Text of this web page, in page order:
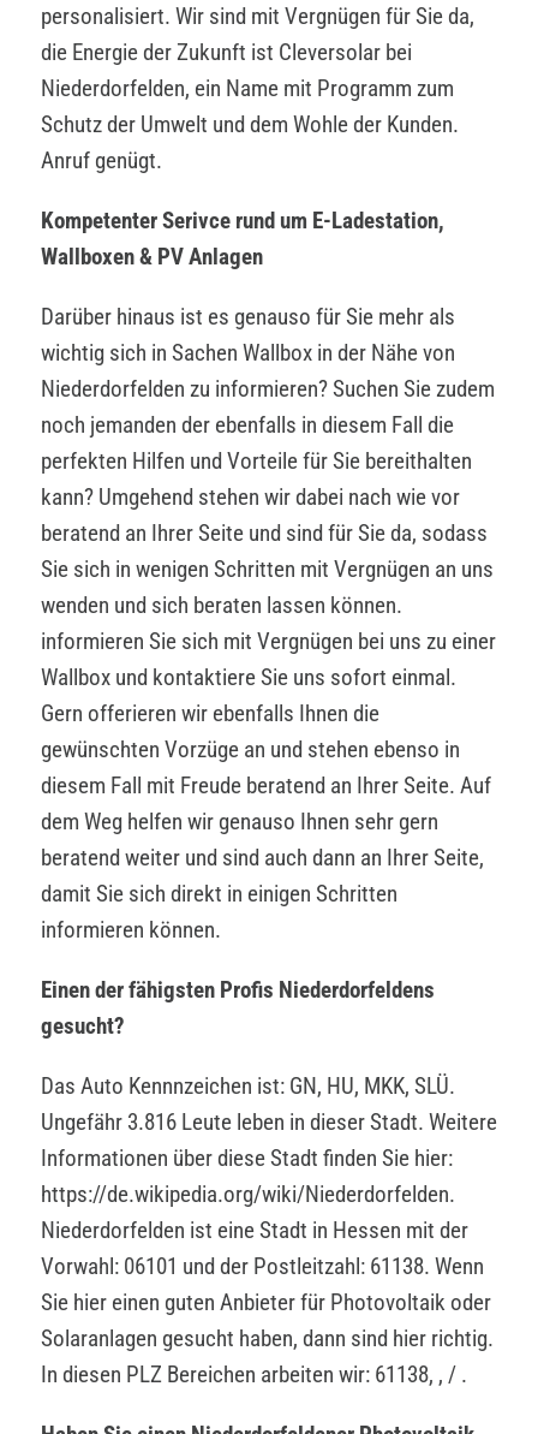
personalisiert. Wir sind mit Vergnügen für Sie da,
die Energie der Zukunft ist Cleversolar bei
Niederdorfelden, ein Name mit Programm zum
Schutz der Umwelt und dem Wohle der Kunden.
Anruf genügt.
Kompetenter Serivce rund um E-Ladestation,
Wallboxen & PV Anlagen
Darüber hinaus ist es genauso für Sie mehr als
wichtig sich in Sachen Wallbox in der Nähe von
Niederdorfelden zu informieren? Suchen Sie zudem
noch jemanden der ebenfalls in diesem Fall die
perfekten Hilfen und Vorteile für Sie bereithalten
kann? Umgehend stehen wir dabei nach wie vor
beratend an Ihrer Seite und sind für Sie da, sodass
Sie sich in wenigen Schritten mit Vergnügen an uns
wenden und sich beraten lassen können.
informieren Sie sich mit Vergnügen bei uns zu einer
Wallbox und kontaktiere Sie uns sofort einmal.
Gern offerieren wir ebenfalls Ihnen die
gewünschten Vorzüge an und stehen ebenso in
diesem Fall mit Freude beratend an Ihrer Seite. Auf
dem Weg helfen wir genauso Ihnen sehr gern
beratend weiter und sind auch dann an Ihrer Seite,
damit Sie sich direkt in einigen Schritten
informieren können.
Einen der fähigsten Profis Niederdorfeldens
gesucht?
Das Auto Kennnzeichen ist: GN, HU, MKK, SLÜ.
Ungefähr 3.816 Leute leben in dieser Stadt. Weitere
Informationen über diese Stadt finden Sie hier:
https://de.wikipedia.org/wiki/Niederdorfelden.
Niederdorfelden ist eine Stadt in Hessen mit der
Vorwahl: 06101 und der Postleitzahl: 61138. Wenn
Sie hier einen guten Anbieter für Photovoltaik oder
Solaranlagen gesucht haben, dann sind hier richtig.
In diesen PLZ Bereichen arbeiten wir: 61138, , / .